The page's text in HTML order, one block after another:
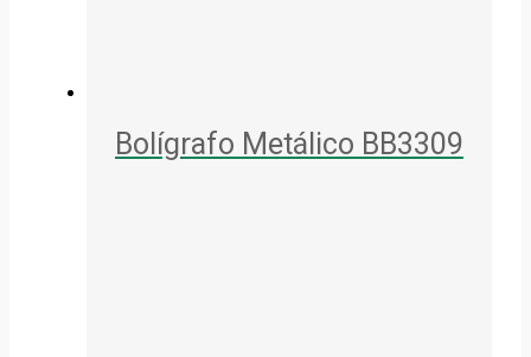
Bolígrafo Metálico BB3309